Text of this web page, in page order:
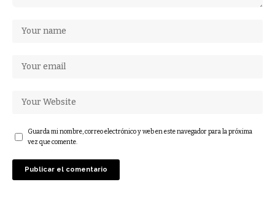
Guarda mi nombre, correo electrónico y web en este navegador para la próxima
vez que comente.